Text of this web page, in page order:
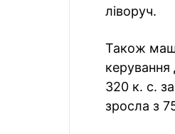
ліворуч.
Також
керування
320 к. с.
зросла з